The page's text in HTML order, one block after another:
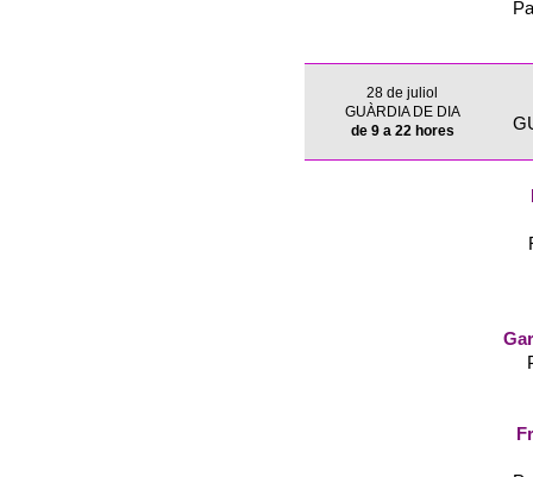
28 de juliol
GUÀRDIA DE DIA
de 9 a 22 hores